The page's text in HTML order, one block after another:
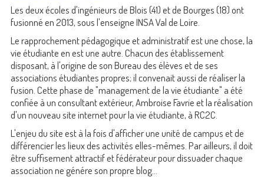
Les deux écoles d'ingénieurs de Blois (41) et de Bourges (18) ont
fusionné en 2013, sous l'enseigne INSA Val de Loire.
Le rapprochement pédagogique et administratif est une chose, la
vie étudiante en est une autre. Chacun des établissement
disposant, à l'origine de son Bureau des élèves et de ses
associations étudiantes propres; il convenait aussi de réaliser la
fusion. Cette phase de "management de la vie étudiante" a été
confiée à un consultant extérieur, Ambroise Favrie et la réalisation
d'un nouveau site internet pour la vie étudiante, à RC2C.
L'enjeu du site est à la fois d'afficher une unité de campus et de
différencier les lieux des activités elles-mêmes. Par ailleurs, il doit
être suffisement attractif et fédérateur pour dissuader chaque
association ne génére son propre blog...